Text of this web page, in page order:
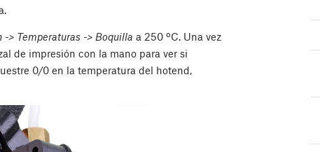
> Temperaturas -> Boquilla a 250 ºC. Una vez
de impresión con la mano para ver si
0/0 en la temperatura del hotend,